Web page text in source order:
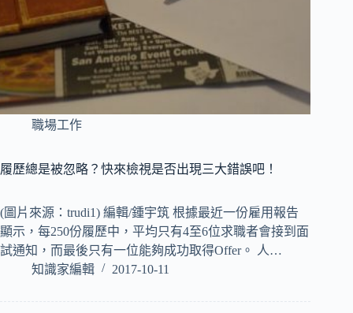
職場工作
履歷總是被忽略？快來檢視是否出現三大錯誤吧！
(圖片來源：trudi1) 編輯/鍾宇筑 根據最近一份雇用報告
顯示，每250份履歷中，平均只有4至6位求職者會接到面
試通知，而最後只有一位能夠成功取得Offer。 人…
知識家編輯
2017-10-11